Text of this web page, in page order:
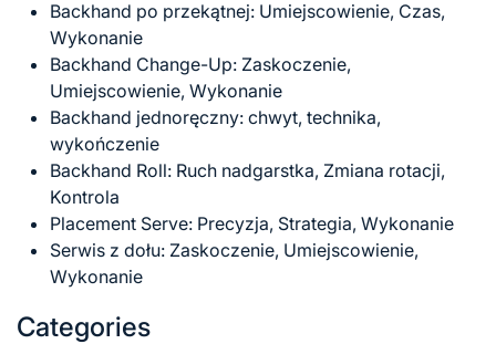
Backhand po przekątnej: Umiejscowienie, Czas,
Wykonanie
Backhand Change-Up: Zaskoczenie,
Umiejscowienie, Wykonanie
Backhand jednoręczny: chwyt, technika,
wykończenie
Backhand Roll: Ruch nadgarstka, Zmiana rotacji,
Kontrola
Placement Serve: Precyzja, Strategia, Wykonanie
Serwis z dołu: Zaskoczenie, Umiejscowienie,
Wykonanie
Categories